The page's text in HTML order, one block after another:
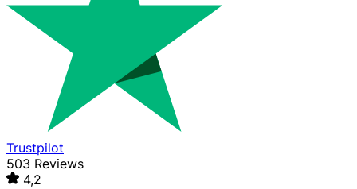
Trustpilot
503 Reviews
4,2